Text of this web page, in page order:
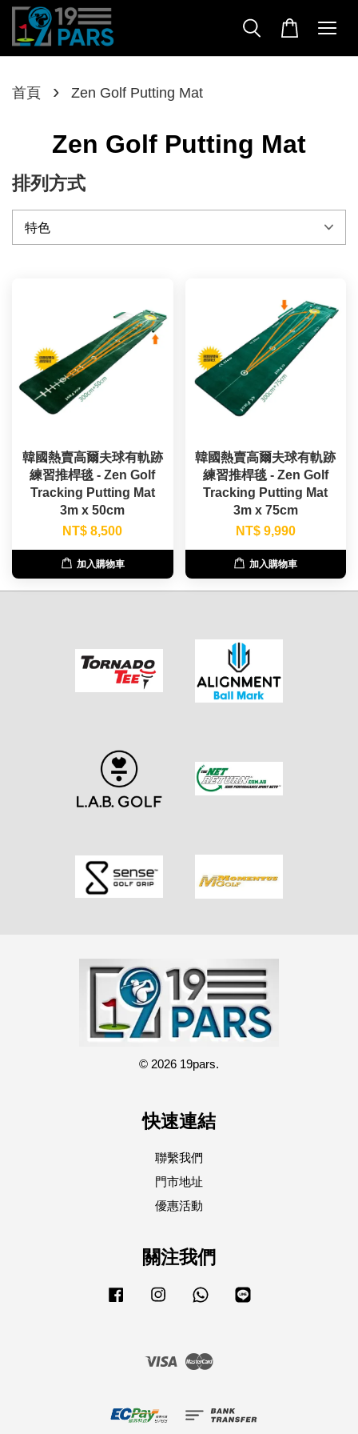
首頁 › Zen Golf Putting Mat
Zen Golf Putting Mat
排列方式
韓國熱賣高爾夫球有軌跡
練習推桿毯 - Zen Golf
Tracking Putting Mat
3m x 50cm
NT$ 8,500
加入購物車
韓國熱賣高爾夫球有軌跡
練習推桿毯 - Zen Golf
Tracking Putting Mat
3m x 75cm
NT$ 9,990
加入購物車
© 2026 19pars.
快速連結
聯繫我們
門市地址
優惠活動
關注我們
Facebook Instagram Whatsapp
Visa